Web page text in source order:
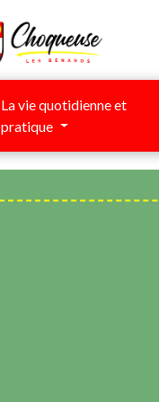
La vie quotidienne et
pratique